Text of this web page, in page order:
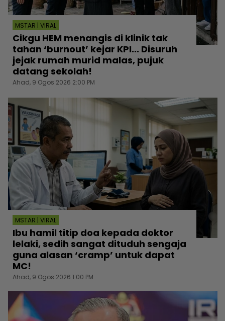
MSTAR | VIRAL
Cikgu HEM menangis di klinik tak
tahan ‘burnout’ kejar KPI... Disuruh
jejak rumah murid malas, pujuk
datang sekolah!
Ahad, 9 Ogos 2026 2:00 PM
MSTAR | VIRAL
Ibu hamil titip doa kepada doktor
lelaki, sedih sangat dituduh sengaja
guna alasan ‘cramp’ untuk dapat
MC!
Ahad, 9 Ogos 2026 1:00 PM